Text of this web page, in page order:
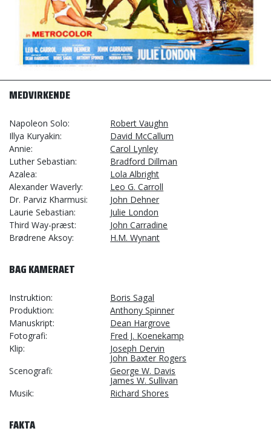
MEDVIRKENDE
Napoleon Solo
Robert Vaughn
Illya Kuryakin
David McCallum
Annie
Carol Lynley
Luther Sebastian
Bradford Dillman
Azalea
Lola Albright
Alexander Waverly
Leo G. Carroll
Dr. Parviz Kharmusi
John Dehner
Laurie Sebastian
Julie London
Third Way-præst
John Carradine
Brødrene Aksoy
H.M. Wynant
BAG KAMERAET
Instruktion
Boris Sagal
Produktion
Anthony Spinner
Manuskript
Dean Hargrove
Fotografi
Fred J. Koenekamp
Klip
Joseph Dervin
John Baxter Rogers
Scenografi
George W. Davis
James W. Sullivan
Musik
Richard Shores
FAKTA